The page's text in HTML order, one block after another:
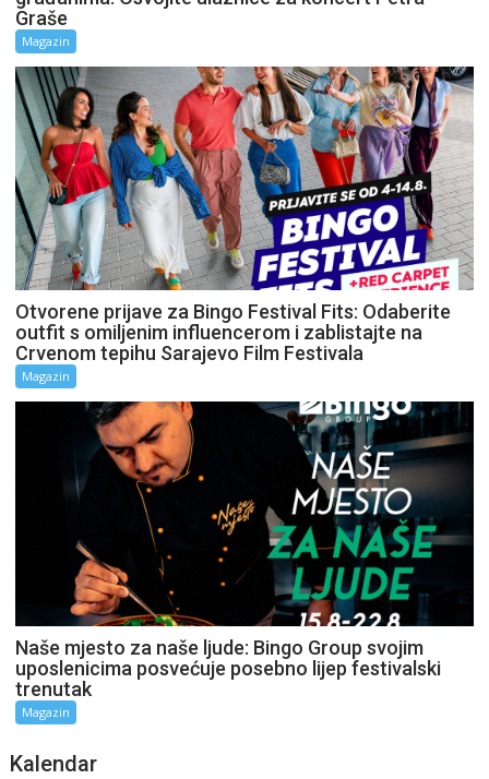
Graše
Magazin
Otvorene prijave za Bingo Festival Fits: Odaberite
outfit s omiljenim influencerom i zablistajte na
Crvenom tepihu Sarajevo Film Festivala
Magazin
Naše mjesto za naše ljude: Bingo Group svojim
uposlenicima posvećuje posebno lijep festivalski
trenutak
Magazin
Kalendar